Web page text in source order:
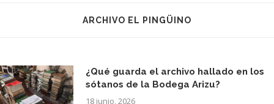
ARCHIVO EL PINGÜINO
¿Qué guarda el archivo hallado en los
sótanos de la Bodega Arizu?
18 junio, 2026